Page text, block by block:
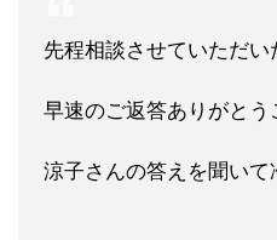
先程相談させていただい
早速のご返答ありがとう
涼子さんの答えを聞いて